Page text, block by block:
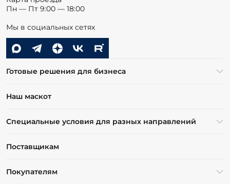
Пн — Пт 9:00 — 18:00
Мы в социальных сетях
Готовые решения для бизнеса
Наш маскот
Специальные условия для разных направлений
Поставщикам
Покупателям